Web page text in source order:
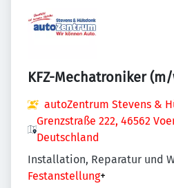
KFZ-Mechatroniker
autoZentrum Stevens &
Grenzstraße 222, 46562
Deutschland
Installation, Reparatur und
Festanstellung+